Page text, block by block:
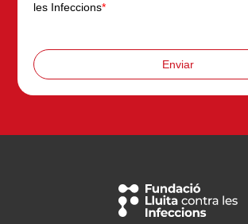
les Infeccions*
Enviar